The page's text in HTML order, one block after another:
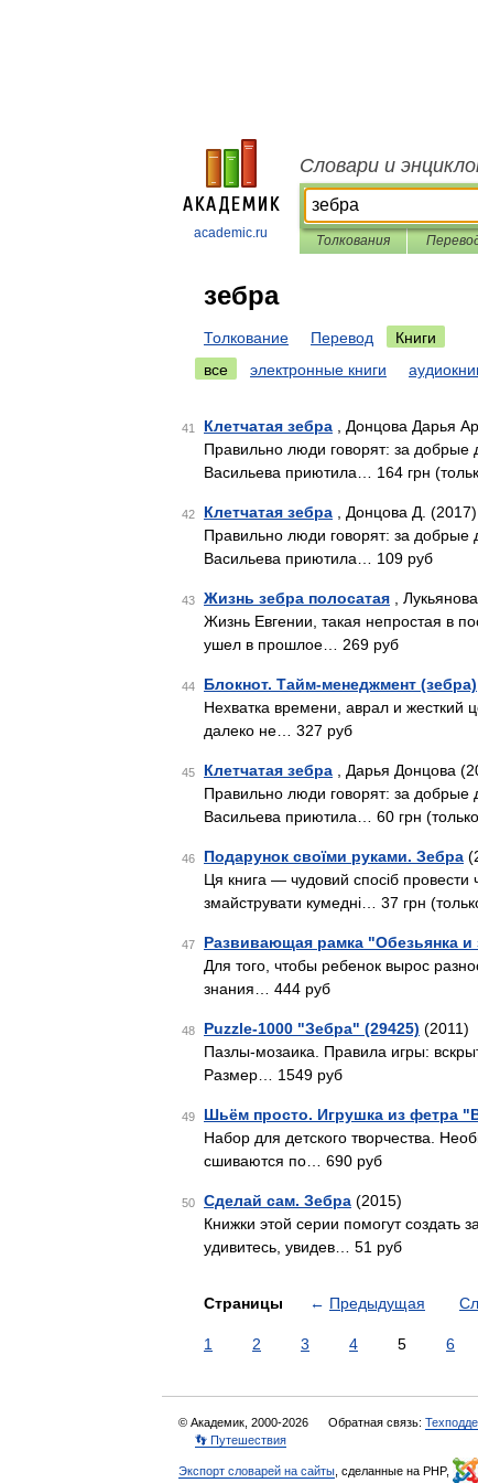
academic.ru
Словари и
Толкования
зебра
Толкование Перевод
Книги
все
электронные книги
41 Клетчатая зебра , Донцова Дарья
Правильно люди говорят: за
Васильева приютила… 164 грн
42 Клетчатая зебра , Донцова Д. (2017)
Правильно люди говорят: за
Васильева приютила… 109 руб
43 Жизнь зебра полосатая ,
Жизнь Евгении, такая непростая в
ушел в прошлое… 269 руб
44 Блокнот. Тайм-менеджмент (зебра)
Нехватка времени, аврал и жесткий
далеко не… 327 руб
45 Клетчатая зебра , Дарья Донцова
Правильно люди говорят: за
Васильева приютила… 60 грн
46 Подарунок своїми руками. Зебра
Ця книга — чудовий спосіб
змайструвати кумедні… 37 грн
47 Развивающая рамка "Обезьянка и
Для того, чтобы ребенок вырос
знания… 444 руб
48 Puzzle-1000 "Зебра" (29425) (2011)
Пазлы-мозаика. Правила игры:
Размер… 1549 руб
49 Шьём просто. Игрушка из фетра
Набор для детского творчества.
сшиваются по… 690 руб
50 Сделай сам. Зебра (2015)
Книжки этой серии помогут
удивитесь, увидев… 51 руб
Страницы ← Предыдущая
1 2 3 4 5 6
© Академик, 2000-2026 Обратная связь:
👣 Путешествия
Экспорт словарей на сайты , сделанные на PHP,